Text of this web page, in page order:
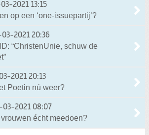
2021 13:15
op een ‘one-issuepartij’?
2021 20:36
“ChristenUnie, schuw de
2021 20:13
Poetin nú weer?
03-2021 08:07
écht meedoen?